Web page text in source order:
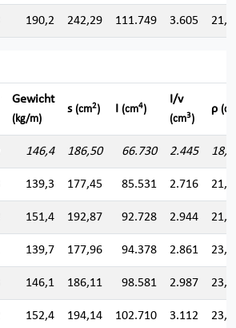
190,2 242,29 111.749 3.605
Gewicht
(kg/m)
s (cm2) I (cm4)
I/v
(cm3)
ρ
146,4 186,50 66.730 2.445
139,3 177,45 85.531 2.716
151,4 192,87 92.728 2.944
139,7 177,96 94.378 2.861
146,1 186,11 98.581 2.987
152,4 194,14 102.710 3.112